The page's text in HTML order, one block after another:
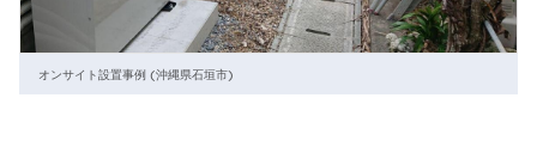
オンサイト設置事例 (沖縄県石垣市)